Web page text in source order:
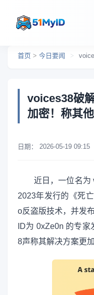
首页 > 今日要闻 >
voices38破
加密！称其
日期： 2026-05-19 09:15
近日，一位名为
2023年发行的《死
o反盗版技术，并发
ID为 0xZe0n 的专
8声称其解决方案更加